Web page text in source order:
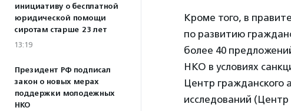
инициативу о бесплатной
юридической помощи
сиротам старше 23 лет
13:19
Президент РФ подписал
закон о новых мерах
поддержки молодежных
НКО
Кроме того, в
по развитию
более 40
НКО в условиях
Центр гражданского
исследований